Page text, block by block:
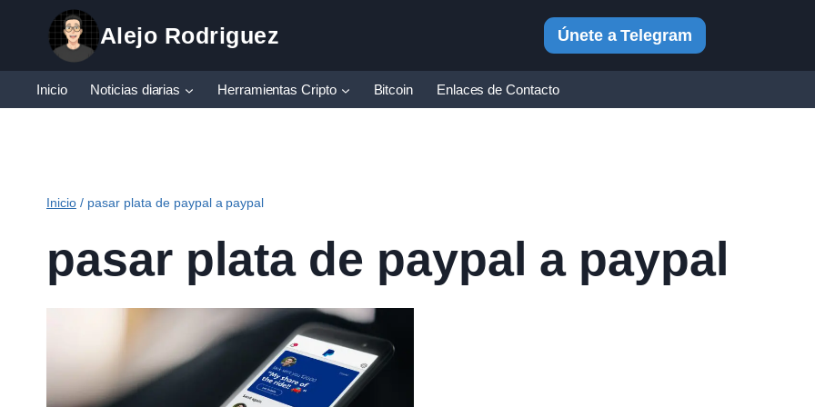
contenido
Alejo Rodriguez Únete a Telegram
Inicio Noticias diarias Herramientas Cripto Bitcoin Enlaces de Contacto
Inicio / pasar plata de paypal a paypal
pasar plata de paypal a paypal